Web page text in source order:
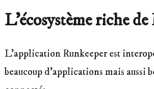
L’écosystème riche de
L’application Runkeeper est
beaucoup d’applications mais aussi